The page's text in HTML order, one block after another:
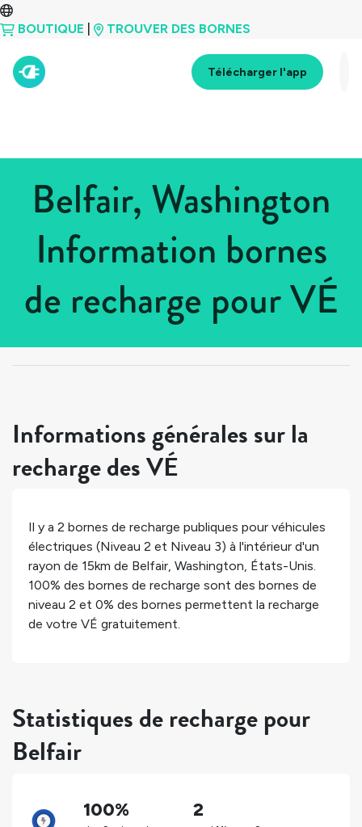
BOUTIQUE TROUVER DES BORNES
Télécharger l'app
Belfair, Washington
Information bornes
de recharge pour VÉ
États-Unis > Washington
Informations générales sur la
recharge des VÉ
Il y a 2 bornes de recharge publiques pour véhicules
électriques (Niveau 2 et Niveau 3) à l'intérieur d'un
rayon de 15km de Belfair, Washington, États-Unis.
100% des bornes de recharge sont des bornes de
niveau 2 et 0% des bornes permettent la recharge
de votre VÉ gratuitement.
Statistiques de recharge pour
Belfair
100% 2